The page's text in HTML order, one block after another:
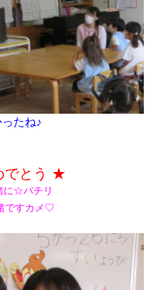
ね♪
でとう ★
に☆パチリ
すカメ♡